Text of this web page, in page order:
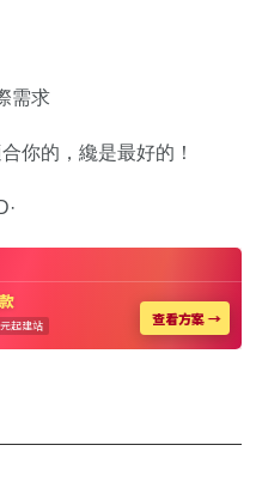
需求
你的，纔是最好的！